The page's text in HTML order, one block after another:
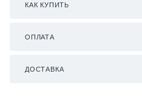
КАК КУПИТЬ
ОПЛАТА
ДОСТАВКА